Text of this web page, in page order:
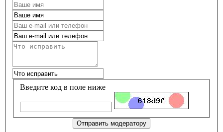
Введите код в поле ниже
Отправить модератору